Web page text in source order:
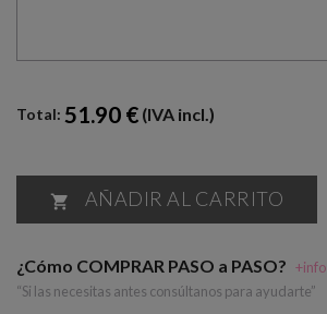
Total: 51.90 € (IVA incl.)
 AÑADIR AL CARRITO
¿Cómo COMPRAR PASO a PASO? +info
“Si las necesitas antes consúltanos para ayudarte”